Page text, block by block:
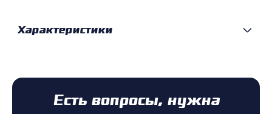
Характеристики
Есть вопросы, нужна